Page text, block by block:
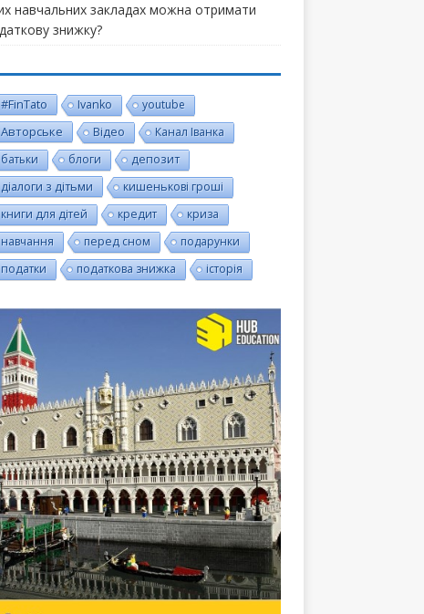
навчальних закладах можна отримати
знижку?
#FinTato Ivanko youtube
Авторське Відео
Канал Іванка
батьки
блоги депозит
діалоги з дітьми
кишенькові гроші
книги для дітей
кредит
криза
навчання
перед сном
подарунки
податки
податкова знижка історія